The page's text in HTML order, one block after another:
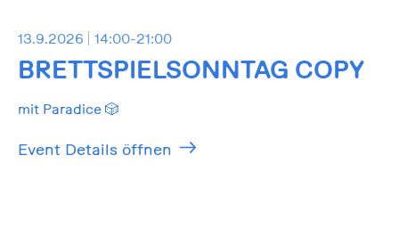
13.9.2026 14:00-21:00
BRETTSPIELSONNTAG COPY
mit Paradice 🎲
Event Details öffnen